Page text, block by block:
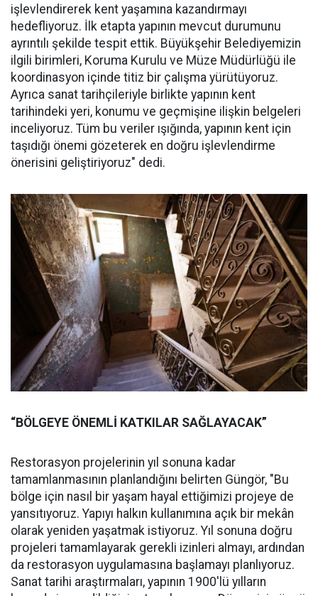
işlevlendirerek kent yaşamına kazandırmayı
hedefliyoruz. İlk etapta yapının mevcut durumunu
ayrıntılı şekilde tespit ettik. Büyükşehir Belediyemizin
ilgili birimleri, Koruma Kurulu ve Müze Müdürlüğü ile
koordinasyon içinde titiz bir çalışma yürütüyoruz.
Ayrıca sanat tarihçileriyle birlikte yapının kent
tarihindeki yeri, konumu ve geçmişine ilişkin belgeleri
inceliyoruz. Tüm bu veriler ışığında, yapının kent için
taşıdığı önemi gözeterek en doğru işlevlendirme
önerisini geliştiriyoruz" dedi.
“BÖLGEYE ÖNEMLİ KATKILAR SAĞLAYACAK”
Restorasyon projelerinin yıl sonuna kadar
tamamlanmasının planlandığını belirten Güngör, "Bu
bölge için nasıl bir yaşam hayal ettiğimizi projeye de
yansıtıyoruz. Yapıyı halkın kullanımına açık bir mekân
olarak yeniden yaşatmak istiyoruz. Yıl sonuna doğru
projeleri tamamlayarak gerekli izinleri almayı, ardından
da restorasyon uygulamasına başlamayı planlıyoruz.
Sanat tarihi araştırmaları, yapının 1900'lü yılların